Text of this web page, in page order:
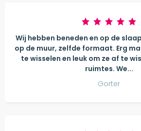
Wij hebben beneden en op de
op de muur, zelfde formaat. Erg
te wisselen en leuk om ze af te
ruimtes. We...
Gorter